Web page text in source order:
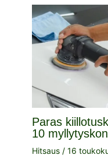
Paras
10
Hitsaus / 16